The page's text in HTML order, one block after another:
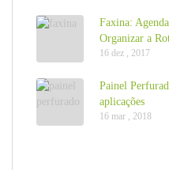
Faxina:
Organizar a
16 dez , 2017
Painel
aplicações
16 mar , 2018